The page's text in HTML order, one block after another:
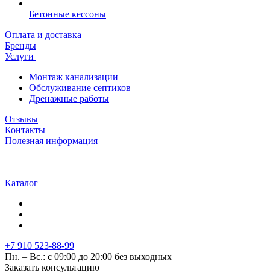
Бетонные кессоны
Оплата и доставка
Бренды
Услуги
Монтаж канализации
Обслуживание септиков
Дренажные работы
Отзывы
Контакты
Полезная информация
Каталог
+7 910 523-88-99
Пн. – Вс.: с 09:00 до 20:00 без выходных
Заказать консультацию